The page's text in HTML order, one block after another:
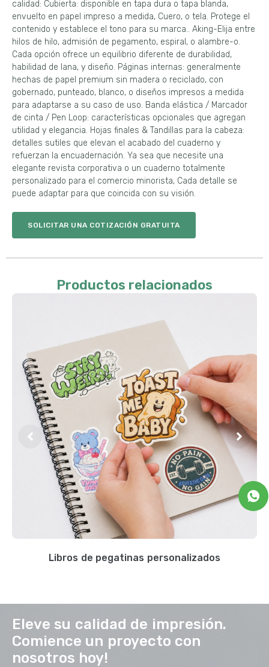
calidad: Cubierta: disponible en tapa dura o tapa blanda,
envuelto en papel impreso a medida, Cuero, o tela. Protege el
contenido y establece el tono para su marca.. Aking-Elija entre
hilos de hilo, admisión de pegamento, espiral, o alambre-o.
Cada opción ofrece un equilibrio diferente de durabilidad,
habilidad de lana, y diseño. Páginas internas: generalmente
hechas de papel premium sin madera o reciclado, con
gobernado, punteado, blanco, o diseños impresos a medida
para adaptarse a su caso de uso. Banda elástica / Marcador
de cinta / Pen Loop: características opcionales que agregan
utilidad y elegancia. Hojas finales & Tandillas para la cabeza:
detalles sutiles que elevan el acabado del cuaderno y
refuerzan la encuadernación. Ya sea que necesite una
elegante revista corporativa o un cuaderno totalmente
personalizado para el comercio minorista, Cada detalle se
puede adaptar para que coincida con su visión.
SOLICITAR UNA COTIZACIÓN GRATUITA
Productos relacionados
Libros de pegatinas personalizados
Eleve su calidad de impresión.
Comience un proyecto con
nosotros hoy!